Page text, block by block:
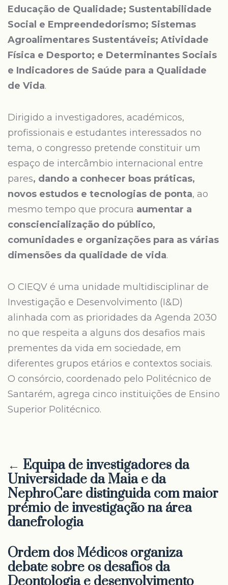
Educação de Qualidade; Sustentabilidade
Social e Empreendedorismo; Sistemas
Agroalimentares Sustentáveis; Atividade
Física e Desporto; e Determinantes Sociais
e Indicadores de Saúde para a Qualidade
de Vida.
Dirigido a investigadores, académicos,
profissionais e estudantes interessados no
tema, o congresso pretende constituir um
espaço de intercâmbio internacional entre
pares, dando a conhecer boas práticas,
novos estudos e tecnologias de ponta, ao
mesmo tempo que procura aumentar a
consciencialização do público,
comunidades e organizações para as várias
dimensões da qualidade de vida.
O CIEQV é uma unidade multidisciplinar de
Investigação e Desenvolvimento (I&D)
alinhada com as prioridades da Agenda 2030
no que respeita a alguns dos desafios mais
prementes da vida em sociedade, em
diferentes grupos etários e contextos sociais.
O consórcio, coordenado pelo Politécnico de
Santarém, agrega cinco instituições de Ensino
Superior Politécnico.
← Equipa de investigadores da
Universidade da Maia e da
NephroCare distinguida com maior
prémio de investigação na área
danefrologia
Ordem dos Médicos organiza
debate sobre os desafios da